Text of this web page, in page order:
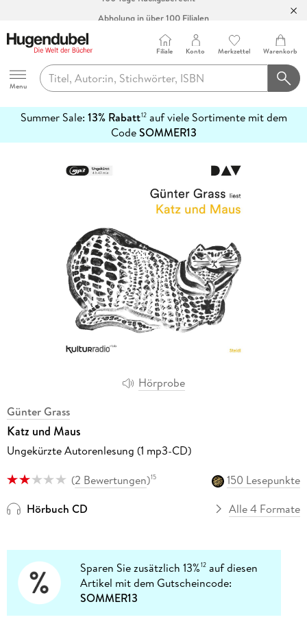
Hugendubel
Menu
Filiale Konto Merkzettel Warenkorb
Summer Sale: 13% Rabatt12auf viele Sortimente mit dem
CodeSOMMER13
erfahren
Hörprobe
Günter Grass
Katz und Maus
Ungekürzte Autorenlesung (1 mp3-CD)
(2 Bewertungen)15
150 Lesepunkte
Hörbuch CD
Alle 4 Formate
Sparen Sie zusätzlich 13%12 auf diesen
Artikel mit dem Gutscheincode:
SOMMER13